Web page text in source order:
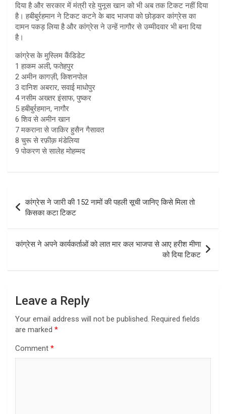
दिया है और सरकार में मंत्री रहे युनूस खान को भी अब तक टिकट नहीं दिया
है। हबीबुर्रहमान ने टिकट कटने के बाद भाजपा को छोड़कर कांग्रेस का
दामन पकड़ लिया है और कांग्रेस ने उन्हें नागौर से उम्मीदवार भी बना दिया
है।
कांग्रेस के मुस्लिम कैंडिडेट
1 हाकम अली, फतेहपुर
2 अमीन कागज़ी, किशनपोल
3 दानिश अबरार, सवाई माधोपुर
4 नसीम अख्तर इंसाफ, पुष्कर
5 हबीबुर्रहमान, नागौर
6 शिव से अमीन खान
7 मकराना से जाकिर हुसैन गैसावत
8 चुरू से रफ़ीक़ मंडेलिया
9 पोकरण से सालेह मोहम्मद
Post
navigation
कांग्रेस ने जारी की 152 नामों की पहली सूची जानिए किसे मिला तो
किसका कटा टिकट
कांग्रेस ने अपने कार्यकर्ताओं को लात मार कल भाजपा से आए हरीश मीणा
को दिया टिकट
Leave a Reply
Your email address will not be published. Required fields
are marked *
Comment *